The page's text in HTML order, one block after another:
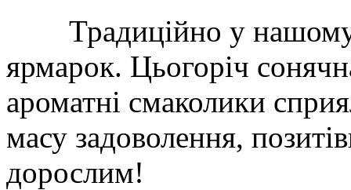
Традиційно у нашому
ярмарок. Цьогоріч
ароматні смаколики
масу задоволення,
дорослим!